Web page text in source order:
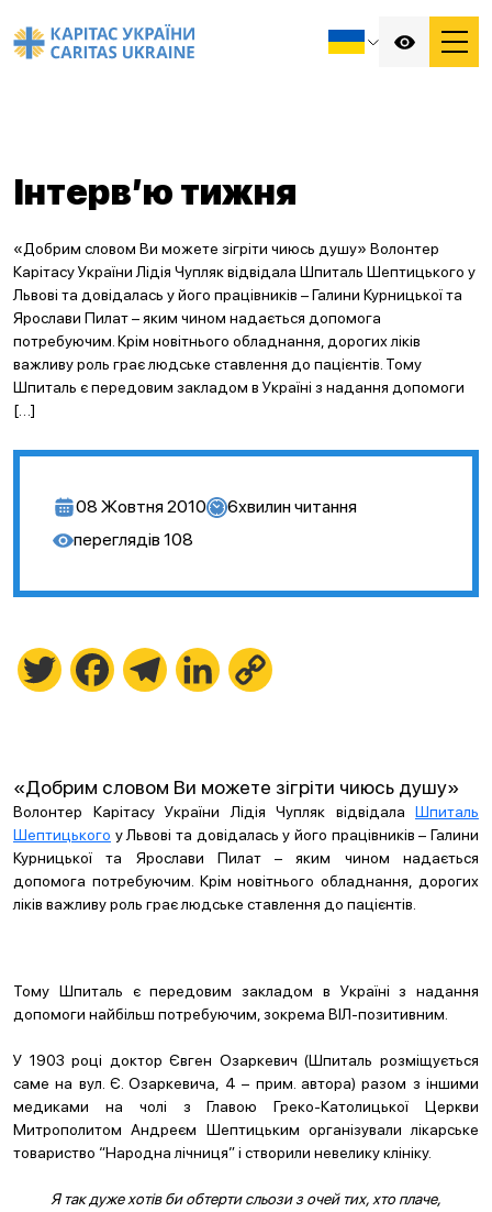
Інтерв’ю тижня
«Добрим словом Ви можете зігріти чиюсь душу» Волонтер
Карітасу України Лідія Чупляк відвідала Шпиталь Шептицького у
Львові та довідалась у його працівників – Галини Курницької та
Ярослави Пилат – яким чином надається допомога
потребуючим. Крім новітнього обладнання, дорогих ліків
важливу роль грає людське ставлення до пацієнтів. Тому
Шпиталь є передовим закладом в Україні з надання допомоги
[…]
08 Жовтня 2010 6хвилин читання
переглядів 108
Twitter FacebookTelegramLinkedIn
«Добрим словом Ви можете зігріти чиюсь душу»
Волонтер Карітасу України Лідія Чупляк відвідала Шпиталь
Шептицького у Львові та довідалась у його працівників – Галини
Курницької та Ярослави Пилат – яким чином надається
допомога потребуючим. Крім новітнього обладнання, дорогих
ліків важливу роль грає людське ставлення до пацієнтів.
Тому Шпиталь є передовим закладом в Україні з надання
допомоги найбільш потребуючим, зокрема ВІЛ-позитивним.
У 1903 році доктор Євген Озаркевич (Шпиталь розміщується
саме на вул. Є. Озаркевича, 4 – прим. автора) разом з іншими
медиками на чолі з Главою Греко-Католицької Церкви
Митрополитом Андреєм Шептицьким організували лікарське
товариство “Народна лічниця” і створили невелику клініку.
Я так дуже хотів би обтерти сльози з очей тих, хто плаче,